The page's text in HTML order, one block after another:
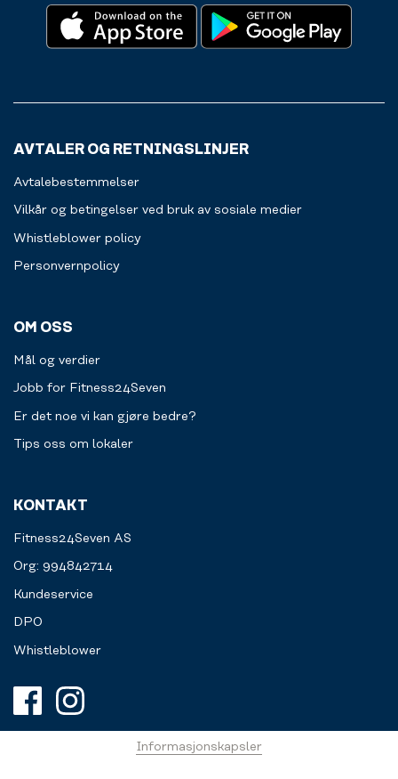
AVTALER OG RETNINGSLINJER
Avtalebestemmelser
Vilkår og betingelser ved bruk av sosiale medier
Whistleblower policy
Personvernpolicy
OM OSS
Mål og verdier
Jobb for Fitness24Seven
Er det noe vi kan gjøre bedre?
Tips oss om lokaler
KONTAKT
Fitness24Seven AS
Org: 994842714
Kundeservice
DPO
Whistleblower
Informasjonskapsler